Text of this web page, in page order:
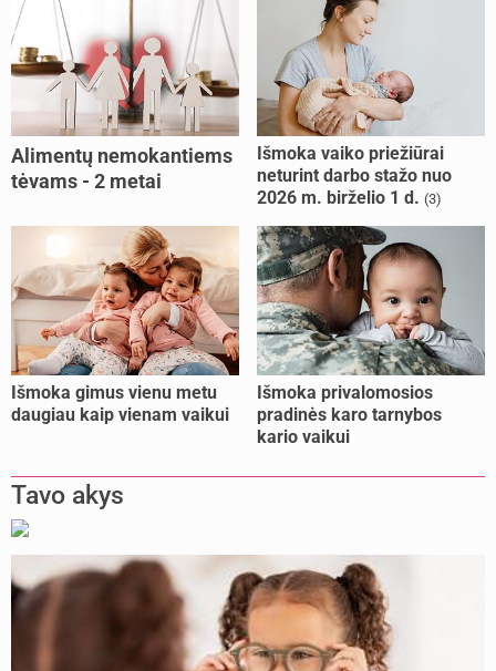
Alimentų nemokantiems
tėvams - 2 metai
Išmoka vaiko priežiūrai
neturint darbo stažo nuo
2026 m. birželio 1 d. (3)
Išmoka gimus vienu metu
daugiau kaip vienam vaikui
Išmoka privalomosios
pradinės karo tarnybos
kario vaikui
Tavo akys